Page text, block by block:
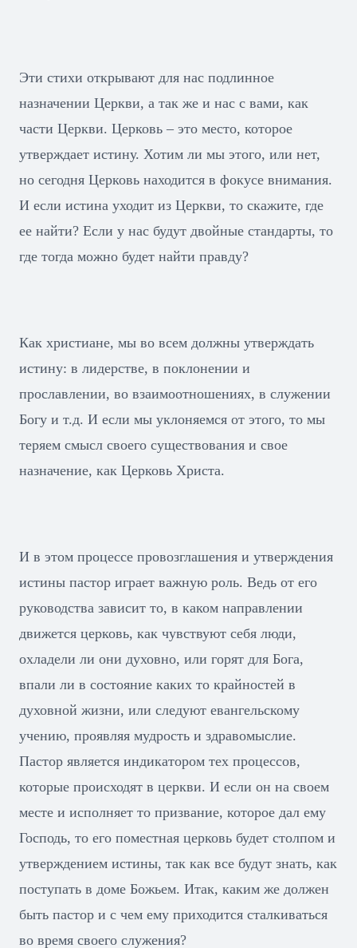
Эти стихи открывают для нас подлинное
назначении Церкви, а так же и нас с вами, как
части Церкви. Церковь – это место, которое
утверждает истину. Хотим ли мы этого, или нет,
но сегодня Церковь находится в фокусе внимания.
И если истина уходит из Церкви, то скажите, где
ее найти? Если у нас будут двойные стандарты, то
где тогда можно будет найти правду?
Как христиане, мы во всем должны утверждать
истину: в лидерстве, в поклонении и
прославлении, во взаимоотношениях, в служении
Богу и т.д. И если мы уклоняемся от этого, то мы
теряем смысл своего существования и свое
назначение, как Церковь Христа.
И в этом процессе провозглашения и утверждения
истины пастор играет важную роль. Ведь от его
руководства зависит то, в каком направлении
движется церковь, как чувствуют себя люди,
охладели ли они духовно, или горят для Бога,
впали ли в состояние каких то крайностей в
духовной жизни, или следуют евангельскому
учению, проявляя мудрость и здравомыслие.
Пастор является индикатором тех процессов,
которые происходят в церкви. И если он на своем
месте и исполняет то призвание, которое дал ему
Господь, то его поместная церковь будет столпом и
утверждением истины, так как все будут знать, как
поступать в доме Божьем. Итак, каким же должен
быть пастор и с чем ему приходится сталкиваться
во время своего служения?